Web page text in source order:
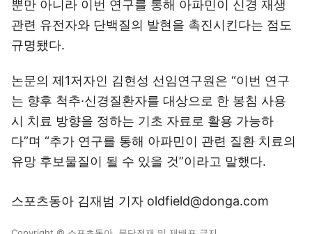
관련 유전자와 단백질의 발현을 촉진시킨다는 점도
규명됐다.
는 향후 척추·신경질환자를 대상으로 한 봉침 사용
시 치료 방향을 정하는 기초 자료로 활용 가능하
다”며 “추가 연구를 통해 아파민이 관련 질환 치료의
유망 후보물질이 될 수 있을 것”이라고 말했다.